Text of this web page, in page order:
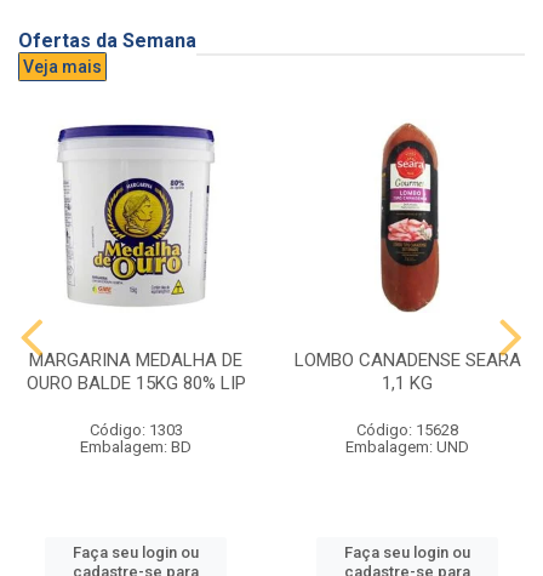
Ofertas da Semana
Veja mais
MARGARINA MEDALHA DE
OURO BALDE 15KG 80% LIP
Código: 1303
Embalagem: BD
Faça seu login ou
cadastre-se para
LOMBO CANADENSE SEARA
1,1 KG
Código: 15628
Embalagem: UND
Faça seu login ou
cadastre-se para